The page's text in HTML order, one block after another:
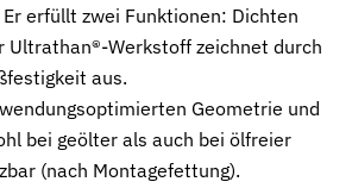
schützt O-Ringe bei hohem Druck
erfüllt zwei Funktionen: Dichten
Ultrathan®-Werkstoff zeichnet durch
aus.
Geometrie und
bei geölter als auch bei ölfreier
(nach Montagefettung).